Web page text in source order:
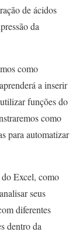
de ácidos
da
como
a inserir
funções do
como
para automatizar
Excel, como
seus
diferentes
dentro da